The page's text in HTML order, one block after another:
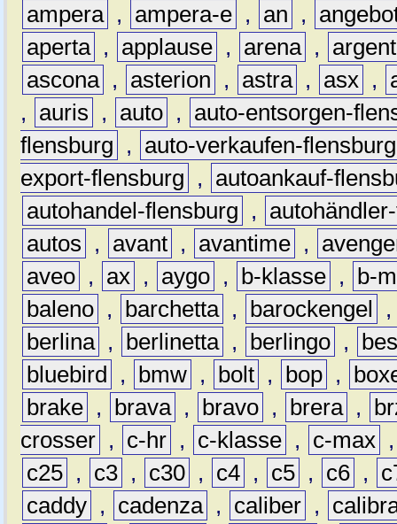
ampera , ampera-e , an ,
aperta , applause , arena ,
ascona , asterion , astra , asx ,
,
auris , auto ,
auto-entsorgen-
flensburg
,
auto-verkaufen-flensburg
export-flensburg
,
autoankauf-
autohandel-flensburg
,
autos
, avant , avantime ,
aveo , ax , aygo , b-klasse ,
b-
baleno , barchetta , barockengel
berlina , berlinetta , berlingo ,
bluebird
, bmw , bolt , bop ,
brake , brava , bravo , brera ,
crosser , c-hr , c-klasse , c-max
c25 , c3 , c30 , c4 , c5 , c6 ,
caddy , cadenza , caliber ,